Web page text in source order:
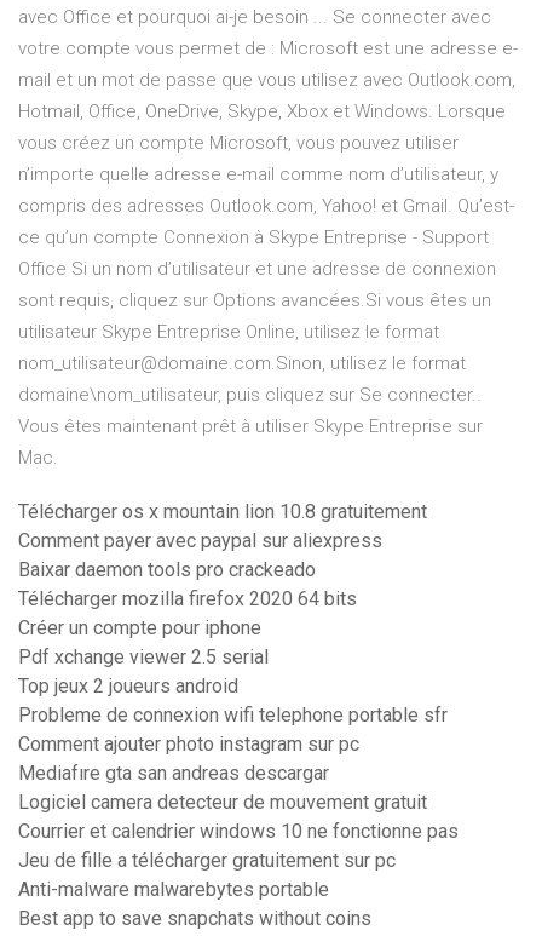
avec Office et pourquoi ai-je besoin ... Se connecter avec
votre compte vous permet de : Microsoft est une adresse e-
mail et un mot de passe que vous utilisez avec Outlook.com,
Hotmail, Office, OneDrive, Skype, Xbox et Windows. Lorsque
vous créez un compte Microsoft, vous pouvez utiliser
n’importe quelle adresse e-mail comme nom d’utilisateur, y
compris des adresses Outlook.com, Yahoo! et Gmail. Qu’est-
ce qu’un compte Connexion à Skype Entreprise - Support
Office Si un nom d’utilisateur et une adresse de connexion
sont requis, cliquez sur Options avancées.Si vous êtes un
utilisateur Skype Entreprise Online, utilisez le format
nom_utilisateur@domaine.com.Sinon, utilisez le format
domaine\nom_utilisateur, puis cliquez sur Se connecter..
Vous êtes maintenant prêt à utiliser Skype Entreprise sur
Mac.
Télécharger os x mountain lion 10.8 gratuitement
Comment payer avec paypal sur aliexpress
Baixar daemon tools pro crackeado
Télécharger mozilla firefox 2020 64 bits
Créer un compte pour iphone
Pdf xchange viewer 2.5 serial
Top jeux 2 joueurs android
Probleme de connexion wifi telephone portable sfr
Comment ajouter photo instagram sur pc
Mediafıre gta san andreas descargar
Logiciel camera detecteur de mouvement gratuit
Courrier et calendrier windows 10 ne fonctionne pas
Jeu de fille a télécharger gratuitement sur pc
Anti-malware malwarebytes portable
Best app to save snapchats without coins